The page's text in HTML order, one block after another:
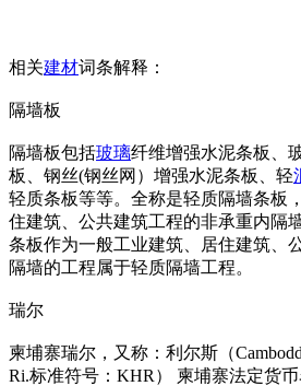
相关建材词条解释：
隔墙板
隔墙板包括玻璃纤维增强水泥条板、
板、钢丝(钢丝网）增强水泥条板、轻
轻质条板等等。全称是轻质隔墙条板
住建筑、公共建筑工程的非承重内隔
条板作为一般工业建筑、居住建筑、
隔墙的工程属于轻质隔墙工程。
瑞尔
柬埔寨瑞尔，又称：利尔斯（
Ri.标准符号：KHR） 柬埔寨法定货